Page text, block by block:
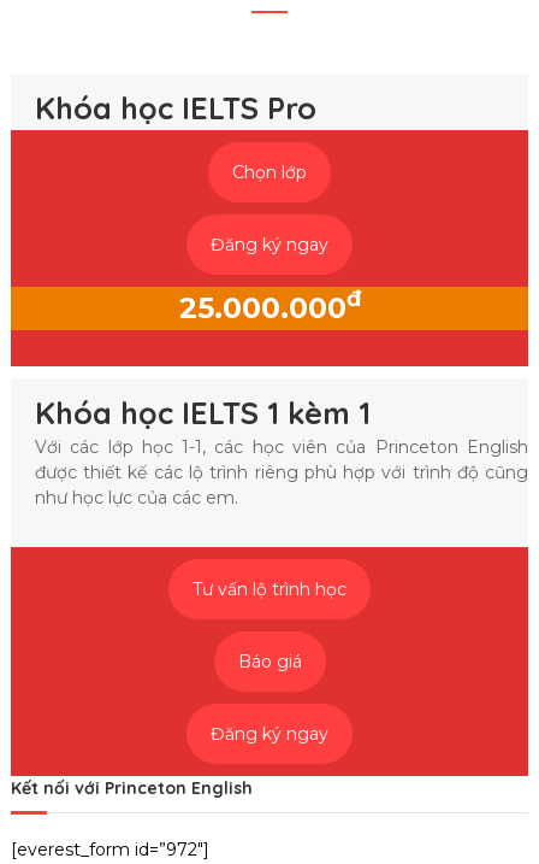
Khóa học IELTS Pro
Chọn lớp
Đăng ký ngay
25.000.000đ
Khóa học IELTS 1 kèm 1
Với các lớp học 1-1, các học viên của Princeton English
được thiết kế các lộ trình riêng phù hợp với trình độ cũng
như học lực của các em.
Tư vấn lộ trình học
Báo giá
Đăng ký ngay
Kết nối với Princeton English
[everest_form id=”972″]